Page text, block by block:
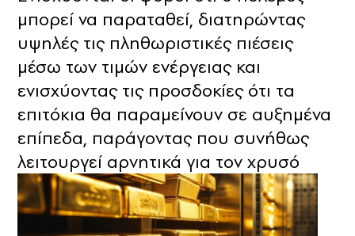
μπορεί να παραταθεί, διατηρώντας
υψηλές τις πληθωριστικές πιέσεις
μέσω των τιμών ενέργειας και
ενισχύοντας τις προσδοκίες ότι τα
επιτόκια θα παραμείνουν σε αυξημένα
επίπεδα, παράγοντας που συνήθως
λειτουργεί αρνητικά για τον χρυσό